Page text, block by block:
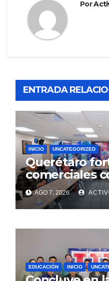
Por
ENTRADA
INICIO UNCATEGORIZED
Querétaro
comerciales
AGO 7, 2026
EDUCACIÓN INICIO